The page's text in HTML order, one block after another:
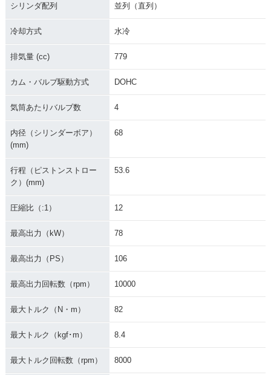
シリンダ配列 並列（直列）
冷却方式 水冷
排気量 (cc) 779
カム・バルブ駆動方式 DOHC
気筒あたりバルブ数 4
内径（シリンダーボア）
(mm)
68
行程（ピストンストロー
ク）(mm)
53.6
圧縮比（:1） 12
最高出力（kW） 78
最高出力（PS） 106
最高出力回転数（rpm） 10000
最大トルク（N・m） 82
最大トルク（kgf･m） 8.4
最大トルク回転数（rpm） 8000